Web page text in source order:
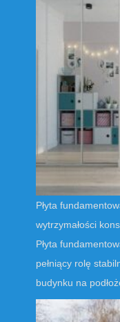
Płyta
wytrzymałości
Płyta
pełniący rolę
budynku na